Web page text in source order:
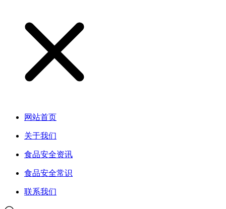
网站首页
关于我们
食品安全资讯
食品安全常识
联系我们